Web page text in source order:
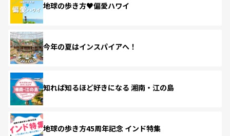
地球の歩き方♥偏愛ハワイ
今年の夏はインスパイアへ！
知れば知るほど好きになる 湘南・江の島
地球の歩き方45周年記念 インド特集